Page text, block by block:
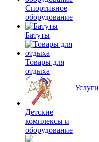
Спортивное
оборудование
Батуты
Товары для
отдыха
Детские
комплексы и
оборудование
Услуги